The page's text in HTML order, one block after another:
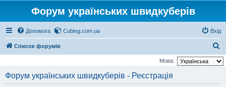
Форум українських швидкуберів
Допомога Cubing.com.ua Вхід
Список форумів
о
Мова:
Форум українських швидкуберів - Реєстрація